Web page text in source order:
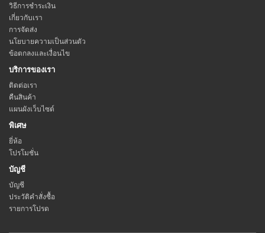
วิธีการชำระเงิน
เกี่ยวกับเรา
การจัดส่ง
นโยบายความเป็นส่วนตัว
ข้อตกลงและเงื่อนไข
บริการของเรา
ติดต่อเรา
คืนสินค้า
แผนผังเว็บไซต์
พิเศษ
ยี่ห้อ
โปรโมชั่น
บัญชี
บัญชี
ประวัติคำสั่งซื้อ
รายการโปรด